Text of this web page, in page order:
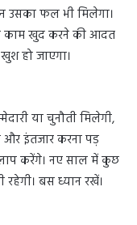
उसका फल भी मिलेगा।
काम खुद करने की आदत
हो जाएगा।
या चुनौती मिलेगी,
इंतजार करना पड़
करेंगे। नए साल में कुछ
बस ध्यान रखें।